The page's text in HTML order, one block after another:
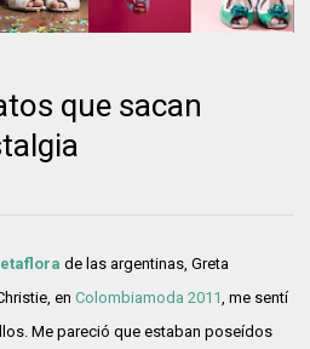
que sacan
de las argentinas, Greta
enColombiamoda 2011 , me sentí
Me pareció que estaban poseídos